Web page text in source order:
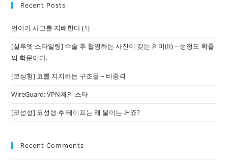
Recent Posts
언어가 사고를 지배한다 [1]
[실루엣 스타일링] 수술 후 촬영하는 사진이 갖는 의미(II) – 성형도 확률
의 학문이다.
[코성형] 코를 지지하는 구조물 – 비중격
WireGuard: VPN계의 스타
[코성형] 코성형 후 테이프는 왜 붙이는 거죠?
Recent Comments